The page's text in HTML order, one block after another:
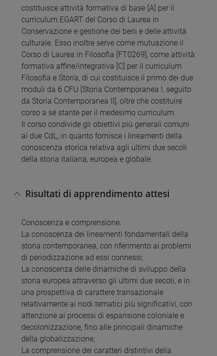
costituisce attività formativa di base [A] per il
curriculum EGART del Corso di Laurea in
Conservazione e gestione dei beni e delle attività
culturale. Esso inoltre serve come mutuazione il
Corso di Laurea in Filosofia [FT0269], come attività
formativa affine/integrativa [C] per il curriculum
Filosofia e Storia, di cui costituisce il primo dei due
moduli da 6 CFU [Storia Contemporanea I, seguito
da Storia Contemporanea II], oltre che costituire
corso a sé stante per il medesimo curriculum.
Il corso condivide gli obiettivi più generali comuni
ai due CdL, in quanto fornisce i lineamenti della
conoscenza storica relativa agli ultimi due secoli
della storia italiana, europea e globale.
Risultati di apprendimento attesi
Conoscenza e comprensione:
La conoscenza dei lineamenti fondamentali della
storia contemporanea, con riferimento ai problemi
di periodizzazione ad essi connessi;
La conoscenza delle dinamiche di sviluppo della
storia europea attraverso gli ultimi due secoli, e in
una prospettiva di carattere transazionale
relativamente ai nodi tematici più significativi, con
attenzione ai processi di espansione coloniale e
decolonizzazione, fino alle principali dinamiche
della globalizzazione;
La comprensione dei caratteri distintivi della